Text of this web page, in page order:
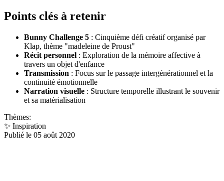
Points clés à retenir
Bunny Challenge 5 : Cinquième défi créatif organisé par
Klap, thème "madeleine de Proust"
Récit personnel : Exploration de la mémoire affective à
travers un objet d'enfance
Transmission : Focus sur le passage intergénérationnel et la
continuité émotionnelle
Narration visuelle : Structure temporelle illustrant le souvenir
et sa matérialisation
Thèmes:
✨ Inspiration
Publié le 05 août 2020